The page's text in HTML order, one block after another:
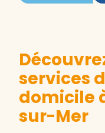
services
domicile
sur-Mer